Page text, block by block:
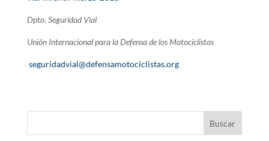
Dpto. Seguridad Vial
Unión Internacional para la Defensa de los Motociclistas
seguridadvial@defensamotociclistas.org